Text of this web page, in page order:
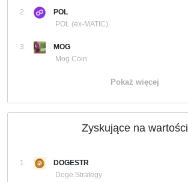
2.
POL
POL (ex-MATIC)
3.
MOG
Mog Coin
Pokaż więcej
Zyskujące na wartości
1.
DOGESTR
Doge Strategy